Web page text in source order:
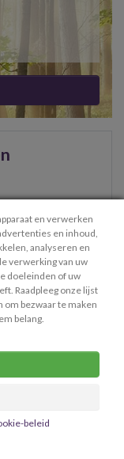
gehouden ook
jullie gewoon
Voorwaarden
en verwerken
en inhoud,
analyseren en
verwerking van uw
doeleinden of uw
Raadpleeg onze lijst
bezwaar te maken
belang.
beleid